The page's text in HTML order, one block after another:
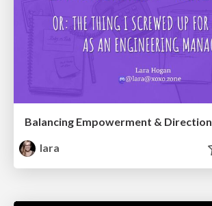
Balancing Empowerment & Direction
lara